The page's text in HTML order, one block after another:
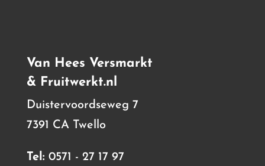
Van Hees Versmarkt
& Fruitwerkt.nl
Duistervoordseweg 7
7391 CA Twello
Tel: 0571 - 27 17 97